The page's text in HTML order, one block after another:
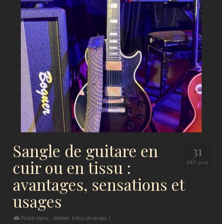
31
DÉC 2025
Sangle de guitare en
cuir ou en tissu :
avantages, sensations et
usages
Posté dans : Atelier, Infos diverses